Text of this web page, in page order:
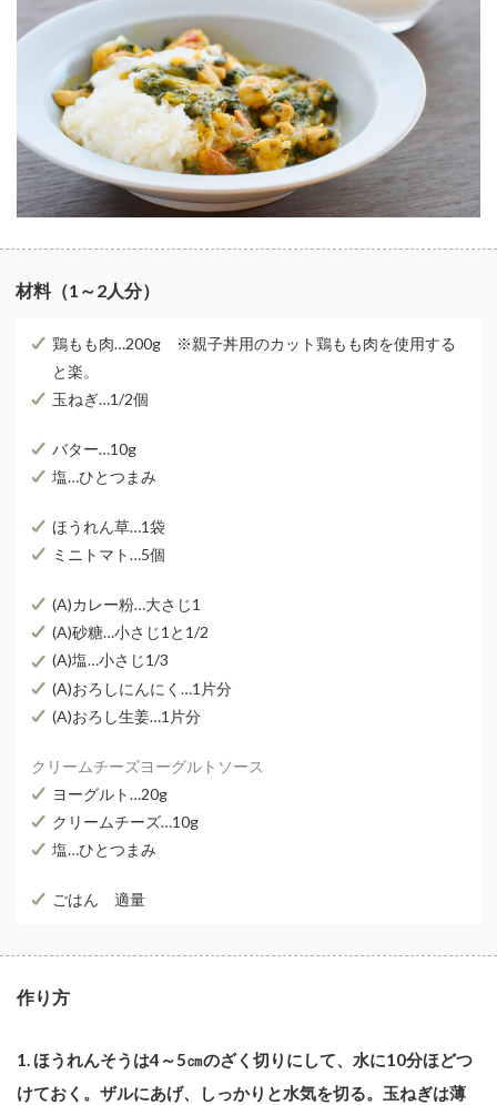
材料（1～2人分）
鶏もも肉…200g ※親子丼用のカット鶏もも肉を使用する
と楽。
玉ねぎ…1/2個
バター…10g
塩…ひとつまみ
ほうれん草…1袋
ミニトマト…5個
(A)カレー粉…大さじ1
(A)砂糖…小さじ1と1/2
(A)塩…小さじ1/3
(A)おろしにんにく…1片分
(A)おろし生姜…1片分
クリームチーズヨーグルトソース
ヨーグルト…20g
クリームチーズ…10g
塩…ひとつまみ
ごはん 適量
作り方
1. ほうれんそうは4～5㎝のざく切りにして、水に10分ほどつ
けておく。ザルにあげ、しっかりと水気を切る。玉ねぎは薄